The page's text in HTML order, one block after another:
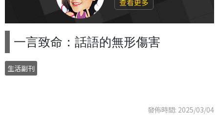
查看更多
一言致命：話語的無形傷害
生活副刊
發佈時間: 2025/03/04